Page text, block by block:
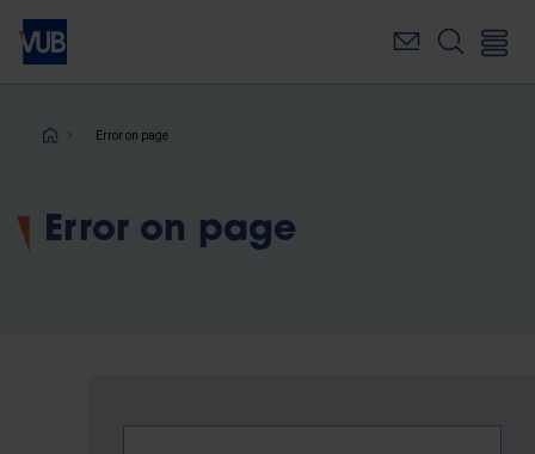
Skip
main
Breadcrumb
Error on page
Error on page